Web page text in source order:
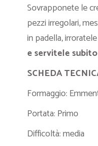
Sovrapponete le
pezzi irregolari,
in padella,
e servitele
SCHEDA
Formaggio:
Portata: Primo
Difficoltà: media